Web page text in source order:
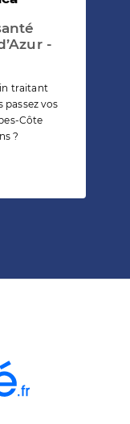
-
traitant
passez vos
Côte
?